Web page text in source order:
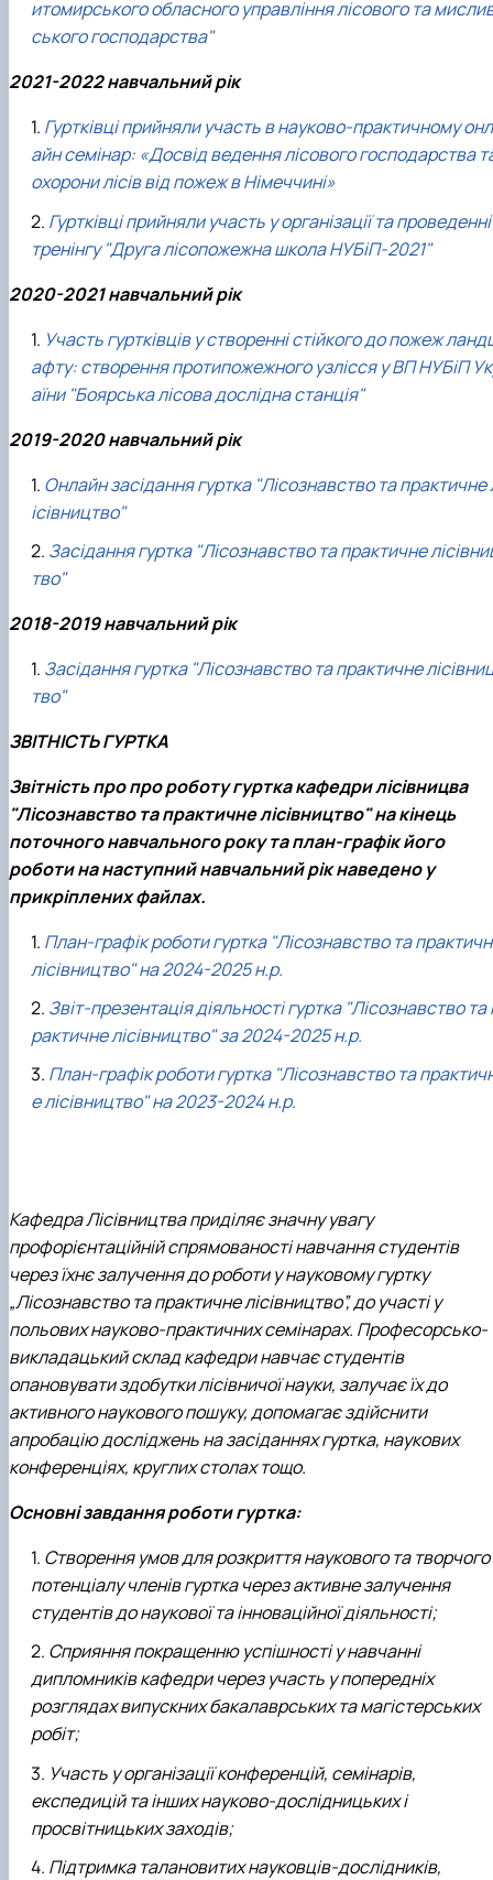
итомирського обласного управління лісового та
ського господарства"
2021-2022 навчальний рік
Гуртківці прийняли участь в науково-практичному онл
айн семінар: «Досвід ведення лісового господарства
охорони лісів від пожеж в Німеччині»
Гуртківці прийняли участь у організації та проведенні
тренінгу "Друга лісопожежна школа НУБіП-2021"
2020-2021 навчальний рік
Участь гуртківців у створенні стійкого до пожеж
афту: створення протипожежного узлісся у ВП НУБіП
аїни "Боярська лісова дослідна станція"
2019-2020 навчальний рік
Онлайн засідання гуртка "Лісознавство та практичне
ісівництво"
Засідання гуртка "Лісознавство та практичне
тво"
2018-2019 навчальний рік
Засідання гуртка "Лісознавство та практичне
тво"
ЗВІТНІСТЬ ГУРТКА
Звітність про про роботу гуртка кафедри лісівницва
"Лісознавство та практичне лісівництво" на кінець
поточного навчального року та план-графік його
роботи на наступний навчальний рік наведено у
прикріплених файлах.
План-графік роботи гуртка "Лісознавство та
лісівництво" на 2024-2025 н.р.
Звіт-презентація діяльності гуртка "Лісознавство та
рактичне лісівництво" за 2024-2025 н.р.
План-графік роботи гуртка "Лісознавство та
е лісівництво" на 2023-2024 н.р.
Кафедра Лісівництва приділяє значну увагу
профорієнтаційній спрямованості навчання студентів
через їхнє залучення до роботи у науковому гуртку
„Лісознавство та практичне лісівництво”, до участі у
польових науково-практичних семінарах. Професорсько-
викладацький склад кафедри навчає студентів
опановувати здобутки лісівничої науки, залучає їх до
активного наукового пошуку, допомагає здійснити
апробацію досліджень на засіданнях гуртка, наукових
конференціях, круглих столах тощо.
Основні завдання роботи гуртка:
Створення умов для розкриття наукового та творчого
потенціалу членів гуртка через активне залучення
студентів до наукової та інноваційної діяльності;
Сприяння покращенню успішності у навчанні
дипломників кафедри через участь у попередніх
розглядах випускних бакалаврських та магістерських
робіт;
Участь у організації конференцій, семінарів,
експедицій та інших науково-дослідницьких і
просвітницьких заходів;
Підтримка талановитих науковців-дослідників,